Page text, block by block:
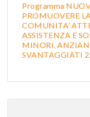
Programma
PROMUOVERE
COMUNITA’
ASSISTENZA E
MINORI,
SVANTAGGIATI